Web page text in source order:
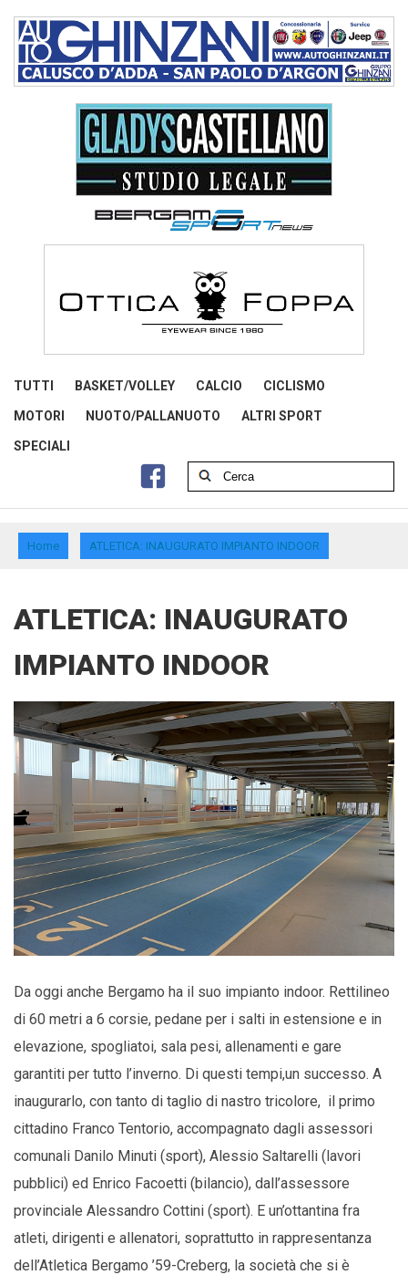
TUTTI BASKET/VOLLEY CALCIO CICLISMO
MOTORI NUOTO/PALLANUOTO ALTRI SPORT
SPECIALI
Home ATLETICA: INAUGURATO IMPIANTO INDOOR
ATLETICA: INAUGURATO
IMPIANTO INDOOR
Da oggi anche Bergamo ha il suo impianto indoor. Rettilineo
di 60 metri a 6 corsie, pedane per i salti in estensione e in
elevazione, spogliatoi, sala pesi, allenamenti e gare
garantiti per tutto l’inverno. Di questi tempi,un successo. A
inaugurarlo, con tanto di taglio di nastro tricolore, il primo
cittadino Franco Tentorio, accompagnato dagli assessori
comunali Danilo Minuti (sport), Alessio Saltarelli (lavori
pubblici) ed Enrico Facoetti (bilancio), dall’assessore
provinciale Alessandro Cottini (sport). E un’ottantina fra
atleti, dirigenti e allenatori, soprattutto in rappresentanza
dell’Atletica Bergamo ’59-Creberg, la società che si è